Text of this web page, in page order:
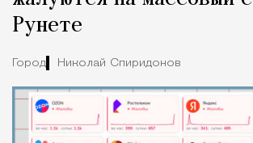
Рунете
Город Николай Спиридонов